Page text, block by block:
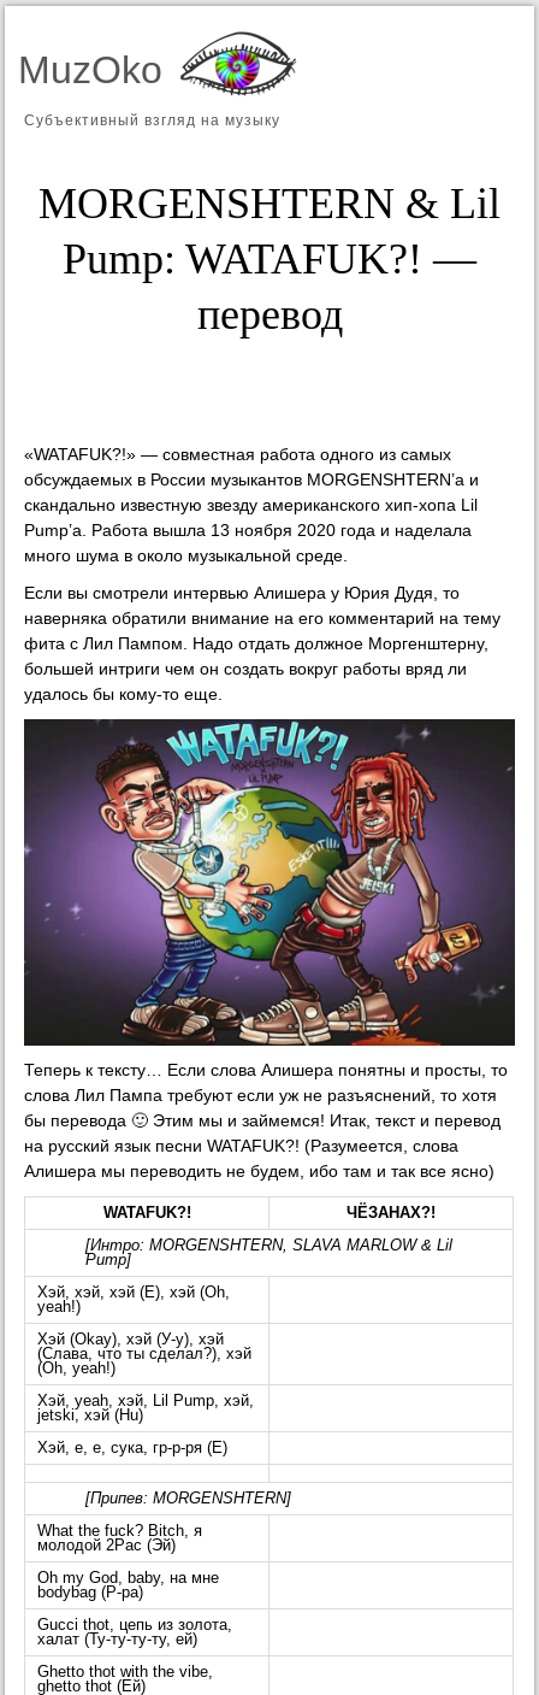
MuzOko
Субъективный взгляд на музыку
MORGENSHTERN & Lil
Pump: WATAFUK?! —
перевод
«WATAFUK?!» — совместная работа одного из самых
обсуждаемых в России музыкантов MORGENSHTERN’а и
скандально известную звезду американского хип-хопа Lil
Pump’а. Работа вышла 13 ноября 2020 года и наделала
много шума в около музыкальной среде.
Если вы смотрели интервью Алишера у Юрия Дудя, то
наверняка обратили внимание на его комментарий на тему
фита с Лил Пампом. Надо отдать должное Моргенштерну,
большей интриги чем он создать вокруг работы вряд ли
удалось бы кому-то еще.
Теперь к тексту… Если слова Алишера понятны и просты, то
слова Лил Пампа требуют если уж не разъяснений, то хотя
бы перевода 🙂 Этим мы и займемся! Итак, текст и перевод
на русский язык песни WATAFUK?! (Разумеется, слова
Алишера мы переводить не будем, ибо там и так все ясно)
WATAFUK?!
ЧЁЗАНАХ?!
[Интро: MORGENSHTERN, SLAVA MARLOW & Lil
Pump]
Хэй, хэй, хэй (Е), хэй (Oh,
yeah!)
Хэй (Okay), хэй (У-у), хэй
(Слава, что ты сделал?), хэй
(Oh, yeah!)
Хэй, yeah, хэй, Lil Pump, хэй,
jetski, хэй (Hu)
Хэй, е, е, сука, гр-р-ря (Е)
[Припев: MORGENSHTERN]
What the fuck? Bitch, я
молодой 2Pac (Эй)
Oh my God, baby, на мне
bodybag (Р-ра)
Gucci thot, цепь из золота,
халат (Ту-ту-ту-ту, ей)
Ghetto thot with the vibe,
ghetto thot (Ей)